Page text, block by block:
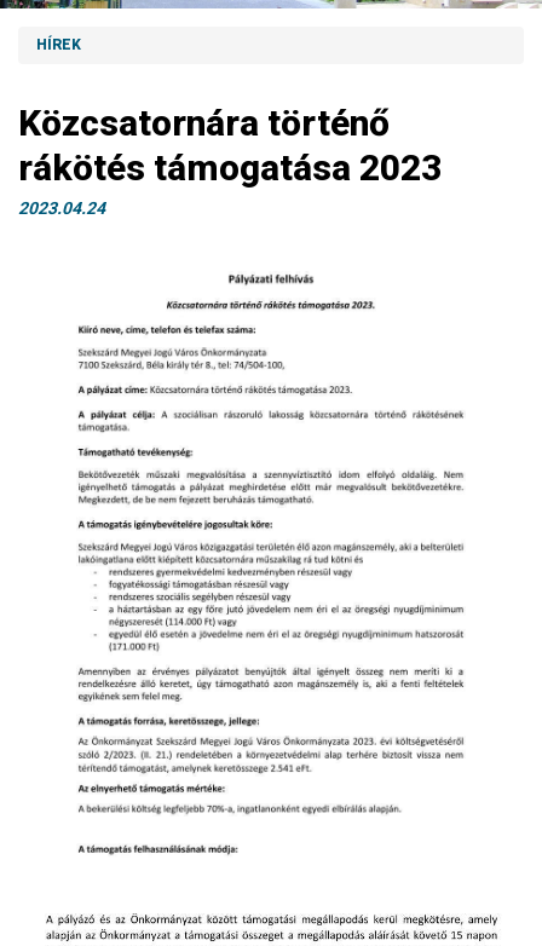
HÍREK
Közcsatornára történő
rákötés támogatása 2023
2023.04.24